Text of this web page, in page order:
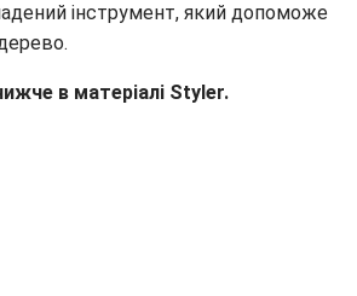
інструмент, який допоможе
в матеріалі Styler.